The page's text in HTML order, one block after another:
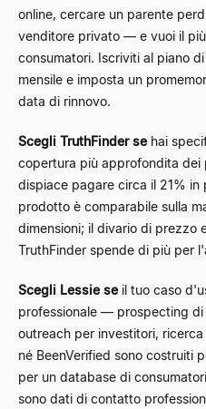
online, cercare un parente
venditore privato — e vuoi il
consumatori. Iscriviti al piano
mensile e imposta un
data di rinnovo.
Scegli TruthFinder sehai
copertura più approfondita dei
dispiace pagare circa il 21% in
prodotto è comparabile sulla
dimensioni; il divario di prezzo
TruthFinder spende di più per
Scegli Lessie seil tuo caso
professionale — prospecting
outreach per investitori,
né BeenVerified sono costruiti
per un database di
sono dati di contatto